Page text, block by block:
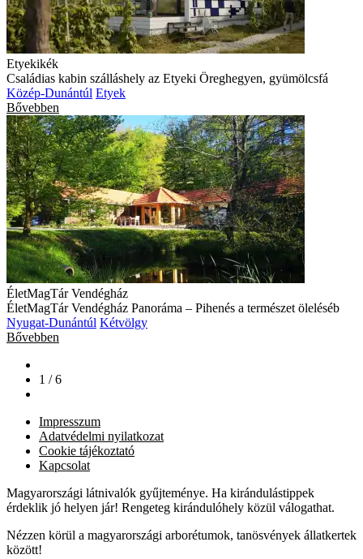
Etyekikék
Családias kabin szálláshely az Etyeki Öreghegyen, gyümölcsfá
Közép-Dunántúl Etyek
Bővebben
ÉletMagTár Vendégház
ÉletMagTár Vendégház Panoráma – Pihenés a természet öleléséb
Nyugat-Dunántúl Kétvölgy
Bővebben
1 / 6
Impresszum
Adatvédelmi nyilatkozat
Cookie tájékoztató
Kapcsolat
Magyarországi látnivalók gyűjteménye. Ha kirándulástippek
érdeklik jó helyen jár! Rengeteg kirándulóhely közül válogathat.
Nézzen körül a magyarországi arborétumok, tanösvények állatkertek
között!